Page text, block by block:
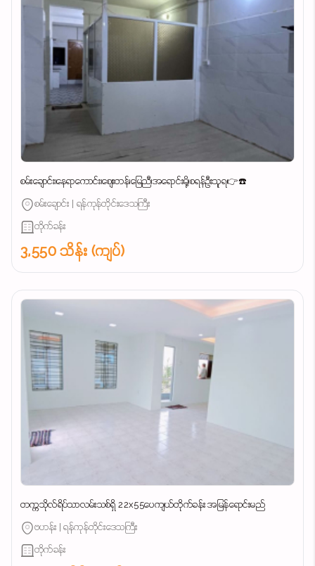
စမ်းချောင်း၊နေရာကောင်း၊စျေးတန်၊မြေညီ၊အရောင်းမို့၊စရန်ဦးသူရ👉☎️
စမ်းချောင်း | ရန်ကုန်တိုင်းဒေသကြီး
တိုက်ခန်း
3,550 သိန်း (ကျပ်)
တက္ကသိုလ်ရိပ်သာလမ်းသစ်ရှိ 22x55ပေကျယ်တိုက်ခန်း အမြန်ရောင်းမည်
ဗဟန်း | ရန်ကုန်တိုင်းဒေသကြီး
တိုက်ခန်း